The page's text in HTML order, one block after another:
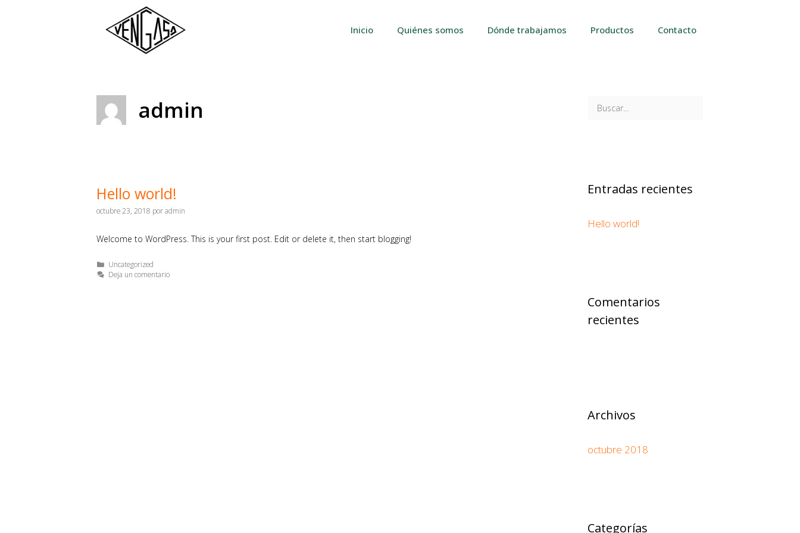
Inicio Quiénes somos Dónde trabajamos Productos Contacto
admin
Hello world!
octubre 23, 2018 poradmin
Welcome to WordPress. This is your first post. Edit or delete it, then start blogging!
Uncategorized
Deja un comentario
Entradas recientes
Hello world!
Comentarios
recientes
Archivos
octubre 2018
Categorías